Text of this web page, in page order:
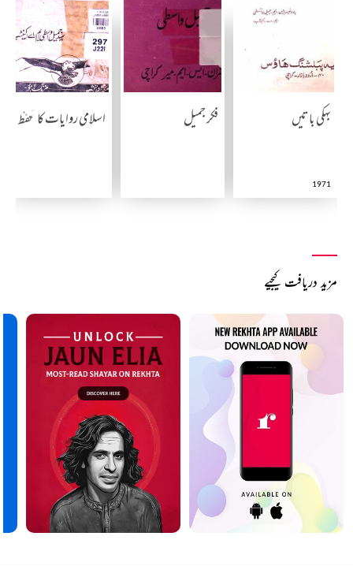
بہکی باتیں
1971
فکر جمیل اسلامی روایات کا تحفظ
مزید دریافت کیجیے